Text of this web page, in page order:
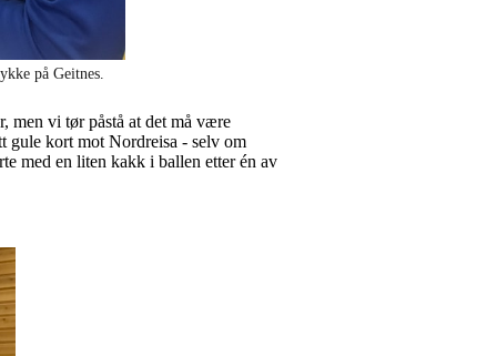
på Geitnes.
men vi tør påstå at det må være
gule kort mot Nordreisa - selv om
med en liten kakk i ballen etter én av